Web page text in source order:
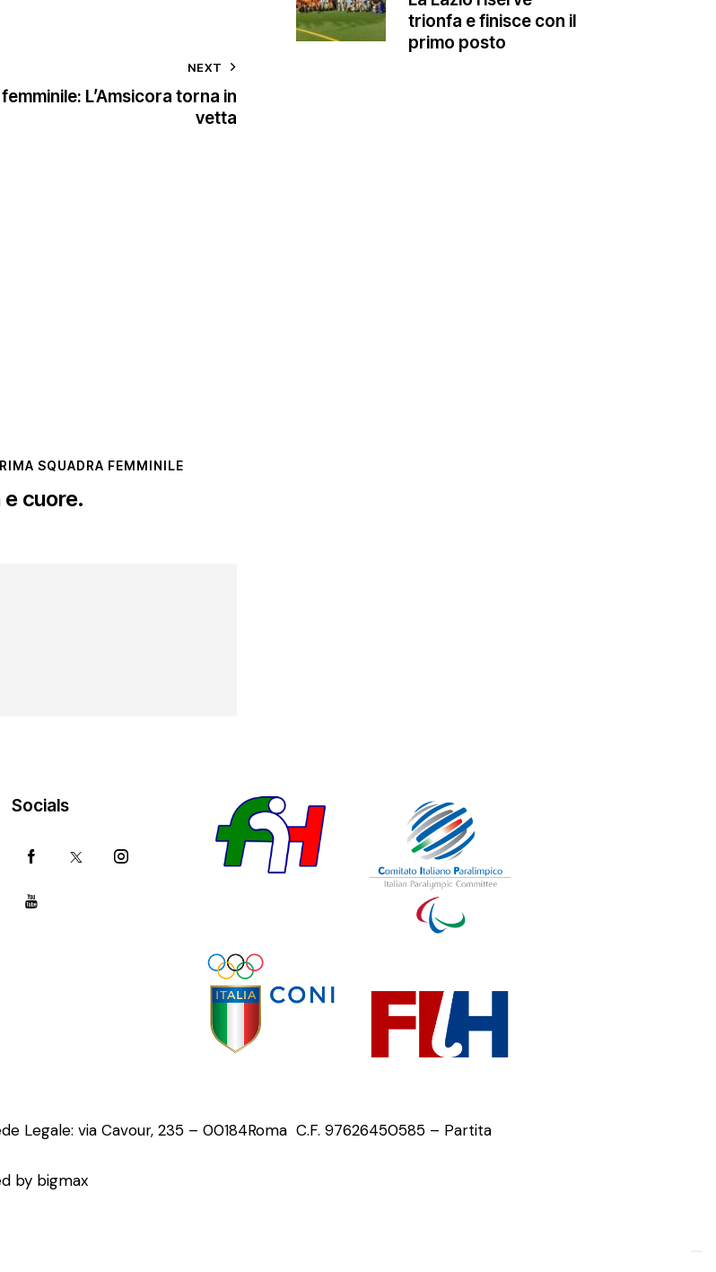
NEXT
L’Amsicora torna in
vetta
SQUADRA FEMMINILE
e cuore.
trionfa e finisce con il
primo posto
Socials
Legale: via Cavour, 235 – 00184Roma C.F. 97626450585 – Partita
by bigmax